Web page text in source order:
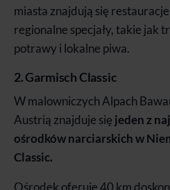
miasta znajdują się
regionalne specjały, takie jak
potrawy i lokalne piwa.
2. Garmisch Classic
W malowniczych Alpach
Austrią znajduje się jeden z
ośrodków narciarskich w
Classic.
Ośrodek oferuje 40 km